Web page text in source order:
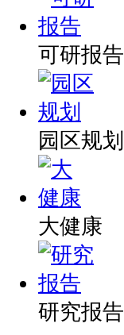
可研报告
园区规划
大健康
研究报告